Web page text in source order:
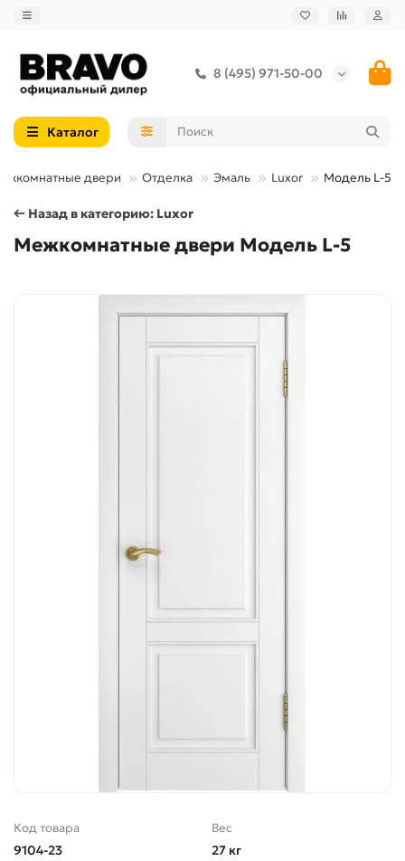
8 (495) 971-50-00
Каталог
двери Отделка Эмаль Luxor Модель L-5
← Назад в категорию: Luxor
Межкомнатные двери Модель L-5
Код товара
9104-23
Вес
27 кг